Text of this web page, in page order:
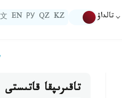
تالداۋ KZ
QZ
РУ
EN
تاقىرىپقا قاتىستى